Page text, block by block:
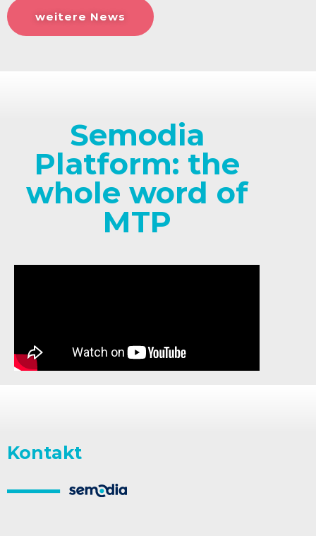
weitere News
Semodia
Platform: the
whole word of
MTP
Kontakt